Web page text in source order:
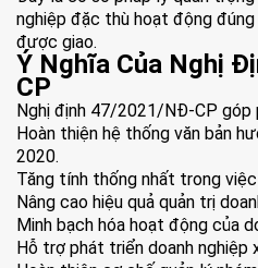
nghiệp đặc thù hoạt động
được giao.
Ý Nghĩa Của Nghị
CP
Nghị định 47/2021/NĐ-CP góp
Hoàn thiện hệ thống văn bản
2020.
Tăng tính thống nhất trong
Nâng cao hiệu quả quản trị
Minh bạch hóa hoạt động của
Hỗ trợ phát triển doanh nghiệp